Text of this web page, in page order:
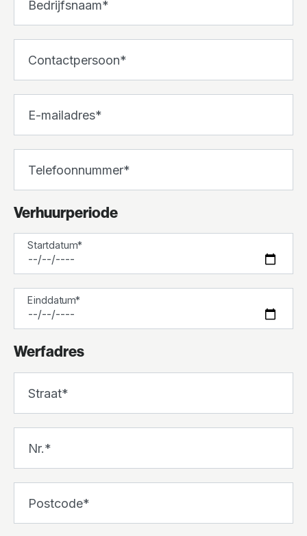
Bedrijfsnaam
Contactpersoon
E-mailadres
Telefoonnummer
Verhuurperiode
Startdatum
Einddatum
Werfadres
Straat
Nr.
Postcode